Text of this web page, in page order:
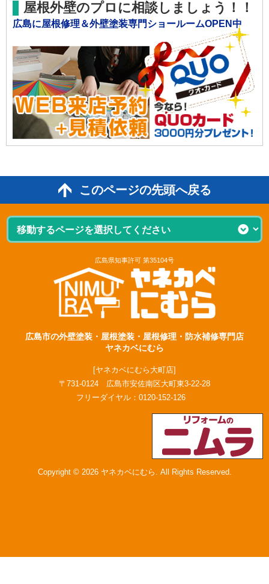
屋根外壁のプロに相談しましょう！！
広島に屋根修理＆外壁塗装専門ショールームOPEN中
このページの先頭へ戻る
広島県知事許可 第35104号
広島市の外壁塗装・屋根塗装・屋根修理・防水補修専門店
ヤネカベにむら
[ヤネカベにむら大町店]
〒731-0124 広島市安佐南区大町東3-22-28
フリーダイヤル： 0120-152-126
Copyright © 2026 ヤネカベにむら. All Rights Reserved.